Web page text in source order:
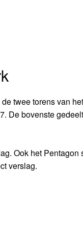
twee torens van
De bovenste
Ook het
verslag.